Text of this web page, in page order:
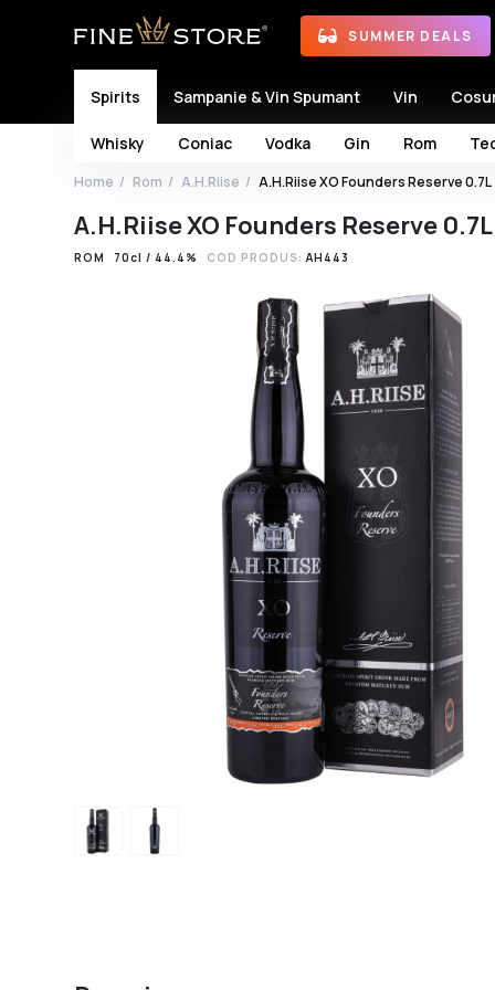
SUMMER DEALS
Spirits
Whisky Coniac Vodka Gin Rom
Sampanie & Vin Spumant Vin
Home Rom A.H.Riise A.H.Riise XO Founders Reserve 0.7L
A.H.Riise XO Founders Reserve 0.7L
ROM 70cl / 44.4% COD PRODUS: AH443